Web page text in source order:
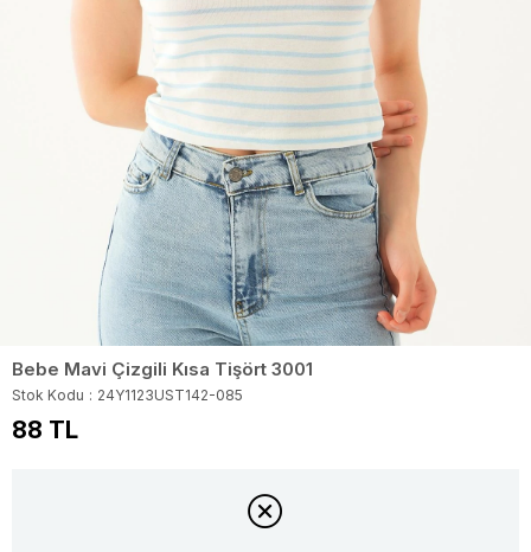
Bebe Mavi Çizgili Kısa Tişört 3001
Stok Kodu 24Y1123UST142-085
88 TL